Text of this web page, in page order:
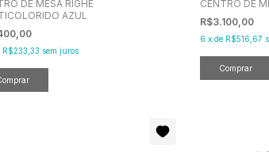
DE MESA RIGHE
AZUL
R$233,33 sem juros
CENTRO DE
R$3.100,00
6 xde R$516,67